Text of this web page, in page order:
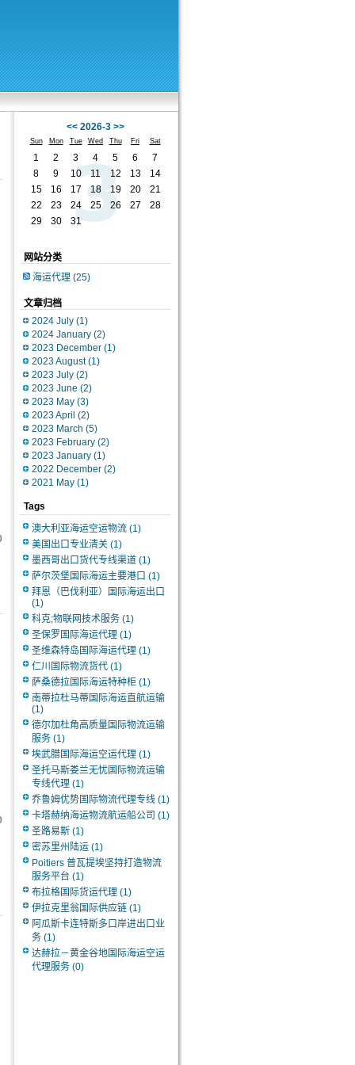
<< 2026-3 >>
Sun Mon Tue Wed Thu Fri Sat
1 2 3 4 5 6
7
8
9 10 11 12 13
14
15
16 17 18 19 20
21
22
23 24 25 26 27
28
29
30 31
网站分类
海运代理 (25)
文章归档
2024 July (1)
2024 January (2)
2023 December (1)
2023 August(1)
2023 July (2)
2023 June (2)
2023 May (3)
2023 April (2)
2023 March (5)
2023 February (2)
2023 January (1)
2022 December (2)
2021 May (1)
Tags
澳大利亚海运空运物流 (1)
美国出口专业清关 (1)
墨西哥出口货代专线渠道 (1)
萨尔茨堡国际海运主要港口 (1)
拜恩（巴伐利亚）国际海运出口
(1)
科克;物联网技术服务 (1)
圣保罗国际海运代理 (1)
圣维森特岛国际海运代理 (1)
仁川国际物流货代 (1)
萨桑德拉国际海运特种柜 (1)
南蒂拉杜马蒂国际海运直航运输
(1)
德尔加杜角高质量国际物流运输
服务 (1)
埃武腊国际海运空运代理 (1)
圣托马斯娄兰无忧国际物流运输
专线代理 (1)
乔鲁姆优势国际物流代理专线 (1)
卡塔赫纳海运物流航运船公司 (1)
圣路易斯 (1)
密苏里州陆运 (1)
Poitiers 普瓦提埃坚持打造物流
服务平台 (1)
布拉格国际货运代理 (1)
伊拉克里翁国际供应链 (1)
阿瓜斯卡连特斯多口岸进出口业
务 (1)
达赫拉－黄金谷地国际海运空运
代理服务 (0)